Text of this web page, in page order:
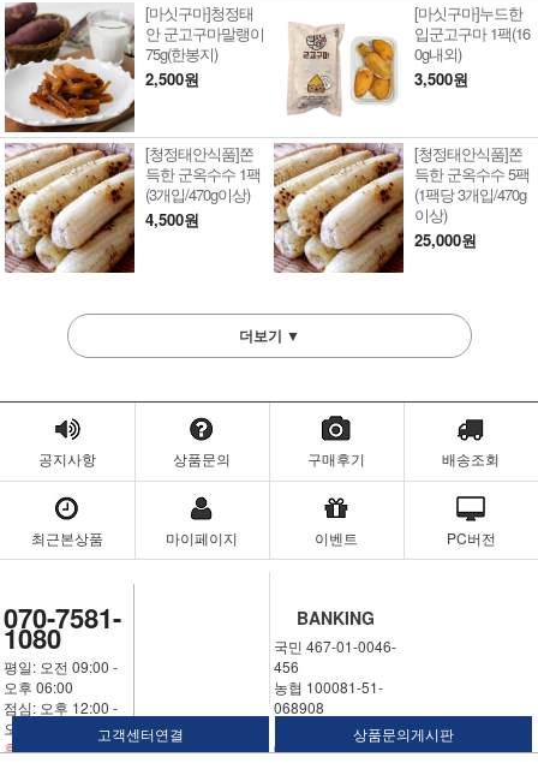
[마싯구마]청정태
안 군고구마말랭이
75g(한봉지)
2,500원
[마싯구마]누드한
입군고구마 1팩(16
0g내외)
3,500원
[청정태안식품]쫀
득한 군옥수수 1팩
(3개입/470g이상)
4,500원
[청정태안식품]쫀
득한 군옥수수 5팩
(1팩당 3개입/470g
이상)
25,000원
더보기 ▼
공지사항 상품문의 구매후기 배송조회
최근본상품 마이페이지 이벤트 PC버전
070-7581-
1080
평일: 오전 09:00 -
오후 06:00
점심: 오후 12:00 -
오후 01:00
휴일: 토요일,일요
BANKING
국민 467-01-0046-
456
농협 100081-51-
068908
우체국 311324-02-
030250
고객센터연결 상품문의게시판